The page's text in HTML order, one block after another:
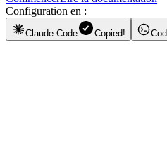
Configuration en :
Claude Code Copied!